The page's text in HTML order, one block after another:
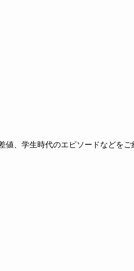
、学生時代のエピソードなどをご